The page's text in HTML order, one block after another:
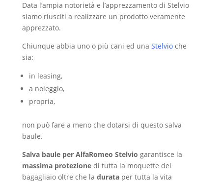
Data l’ampia notorietà e l’apprezzamento di Stelvio
siamo riusciti a realizzare un prodotto veramente
apprezzato.
Chiunque abbia uno o più cani ed una Stelvio che
sia:
in leasing,
a noleggio,
propria,
non può fare a meno che dotarsi di questo salva
baule.
Salva baule per AlfaRomeo Stelvio garantisce la
massima protezionedi tutta la moquette del
bagagliaio oltre che la durataper tutta la vita